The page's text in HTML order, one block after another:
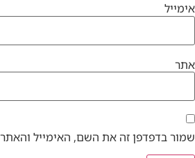
אימייל
אתר
שמור בדפדפן זה את השם, האימייל